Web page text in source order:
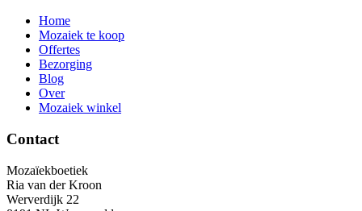
Home
Mozaiek te koop
Offertes
Bezorging
Blog
Over
Mozaiek winkel
Contact
Mozaïekboetiek
Ria van der Kroon
Werverdijk 22